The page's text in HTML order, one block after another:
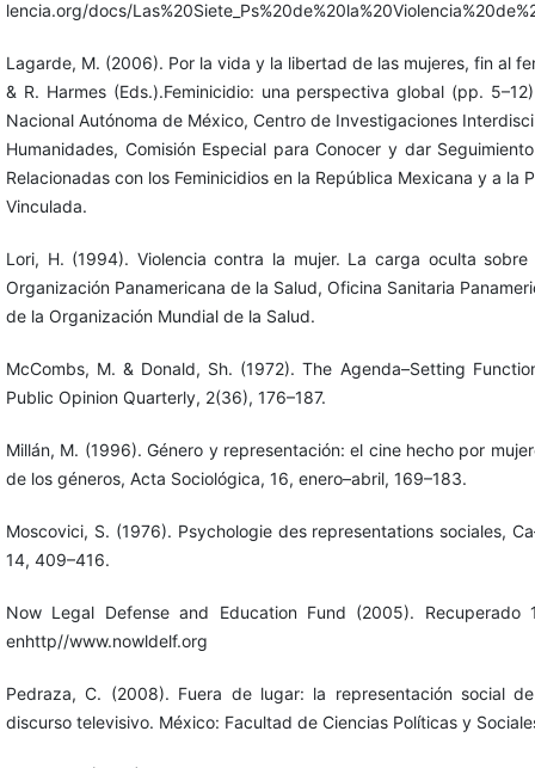
lencia.org/docs/
Lagarde, M. (2006). Por la vida y la libertad de las mujeres, fin al
& R. Harmes (Eds.).Feminicidio: una perspectiva global (pp.
Nacional Autónoma de México, Centro de Investigaciones
Humanidades, Comisión Especial para Conocer y dar
Relacionadas con los Feminicidios en la República Mexicana y a la
Vinculada.
Lori, H. (1994). Violencia contra la mujer. La carga oculta sobre
Organización Panamericana de la Salud, Oficina Sanitaria
de la Organización Mundial de la Salud.
McCombs, M. & Donald, Sh. (1972). The Agenda–Setting
Public Opinion Quarterly, 2(36), 176–187.
Millán, M. (1996). Género y representación: el cine hecho por
de los géneros, Acta Sociológica, 16, enero–abril, 169–183.
Moscovici, S. (1976). Psychologie des representations sociales,
14, 409–416.
Now Legal Defense and Education Fund (2005).
enhttp//www.nowldelf.org
Pedraza, C. (2008). Fuera de lugar: la representación social
discurso televisivo. México: Facultad de Ciencias Políticas y